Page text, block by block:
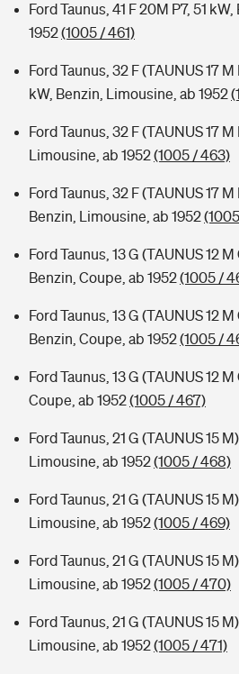
Ford Taunus, 41 F 20M P7, 51
1952(1005 / 461)
Ford Taunus, 32 F (TAUNUS 17
kW, Benzin, Limousine, ab 1952
Ford Taunus, 32 F (TAUNUS 17 M
Limousine, ab 1952(1005 / 463)
Ford Taunus, 32 F (TAUNUS 17
Benzin, Limousine, ab 1952
Ford Taunus, 13 G (TAUNUS 12
Benzin, Coupe, ab 1952(1005 /
Ford Taunus, 13 G (TAUNUS 12
Benzin, Coupe, ab 1952(1005 /
Ford Taunus, 13 G (TAUNUS 12
Coupe, ab 1952(1005 / 467)
Ford Taunus, 21 G (TAUNUS 15
Limousine, ab 1952(1005 / 468)
Ford Taunus, 21 G (TAUNUS 15
Limousine, ab 1952(1005 / 469)
Ford Taunus, 21 G (TAUNUS 15
Limousine, ab 1952(1005 / 470)
Ford Taunus, 21 G (TAUNUS 15
Limousine, ab 1952(1005 / 471)